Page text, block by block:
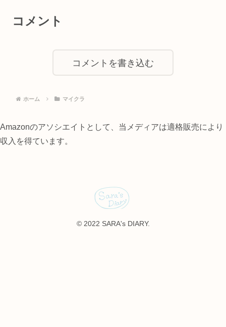
コメント
コメントを書き込む
ホーム マイクラ
Amazonのアソシエイトとして、当メディアは適格販売により
収入を得ています。
© 2022 SARA's DIARY.